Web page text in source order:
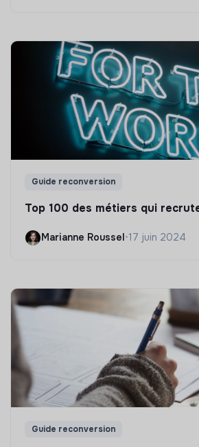
Guide reconversion
Top 100 des métiers qui
Marianne Roussel•17 juin 2024
Guide reconversion